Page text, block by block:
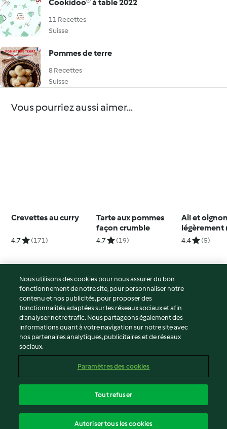
Cookidoo® à table 2022
11 Recettes
Suisse
Pommes de terre
8 Recettes
Suisse
Vous pourriez aussi aimer...
Crevettes au curry
4.7 (171)
Tarte aux pommes
façon crumble
4.7 (19)
Ail et
légèrement
(200 g)
4.4 (5)
© Copyright 2026
Conditions d'utilisation
Politique de confidentialité
Non-responsabilité
Mentions légales
Contenu du rapport
Déclaration d'accessibilité
Nous utilisons des cookies pour nous assurer du bon
fonctionnement de notre site, pour personnaliser notre
contenu et nos publicités, pour proposer des
fonctionnalités adaptées sur les réseaux sociaux et afin
d’analyser notre trafic. Nous partageons également des
informations quant à votre navigation sur notre site avec
nos partenaires analytiques, publicitaires et de réseaux
sociaux.
Paramètres des cookies
Tout refuser
Autoriser tous les cookies